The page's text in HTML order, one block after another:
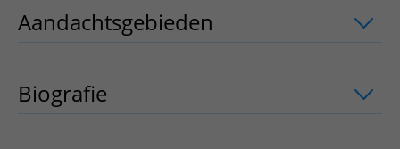
Aandachtsgebieden uitklapper, klik
Biografie